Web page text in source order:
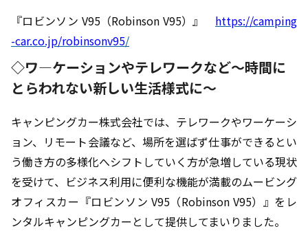
『ロビンソン V95（Robinson V95）』 https://camping
-car.co.jp/robinsonv95/
◇ワ―ケーションやテレワークなど～時間に
とらわれない新しい生活様式に～
キャンピングカー株式会社では、テレワークやワーケーシ
ョン、リモート会議など、場所を選ばず仕事ができるとい
う働き方の多様化へシフトしていく方が急増している現状
を受けて、ビジネス利用に便利な機能が満載のムービング
オフィスカー『ロビンソン V95（Robinson V95）』をレ
ンタルキャンピングカーとして提供してまいりました。